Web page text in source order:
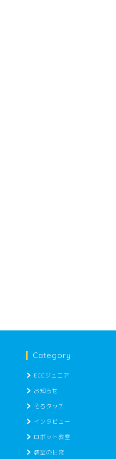
Category
ECCジュニア
お知らせ
そろタッチ
インタビュー
ロボット教室
教室の日常